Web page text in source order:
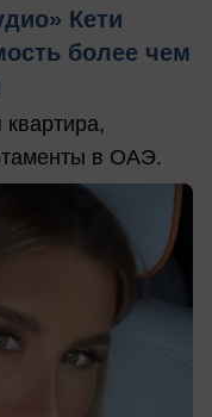
Кети
более чем
в ОАЭ.